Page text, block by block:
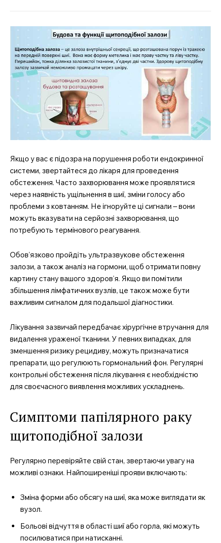
Якщо у вас є підозра на порушення роботи ендокринної
системи, звертайтеся до лікаря для проведення
обстеження. Часто захворювання може проявлятися
через наявність ущільнення в шиї, зміни голосу або
проблеми з ковтанням. Не ігноруйте ці сигнали – вони
можуть вказувати на серйозні захворювання, що
потребують термінового реагування.
Обов’язково пройдіть ультразвукове обстеження
залози, а також аналіз на гормони, щоб отримати повну
картину стану вашого здоров’я. Якщо ви помітили
збільшення лімфатичних вузлів, це також може бути
важливим сигналом для подальшої діагностики.
Лікування зазвичай передбачає хірургічне втручання для
видалення ураженої тканини. У певних випадках, для
зменшення ризику рецидиву, можуть призначатися
препарати, що регулюють гормональний фон. Регулярні
контрольні обстеження після лікування є необхідністю
для своєчасного виявлення можливих ускладнень.
Симптоми папілярного раку
щитоподібної залози
Регулярно перевіряйте свій стан, звертаючи увагу на
можливі ознаки. Найпоширеніші прояви включають:
Зміна форми або обсягу на шиї, яка може виглядати як
вузол.
Больові відчуття в області шиї або горла, які можуть
посилюватися при натисканні.